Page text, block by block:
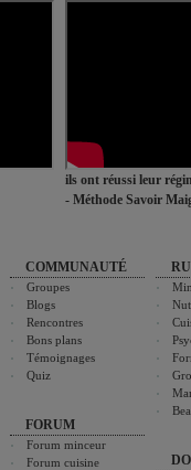
ils ont réussi leur
- Méthode Savoir
COMMUNAUTÉ
Groupes
Blogs
Rencontres
Bons plans
Témoignages
Quiz
FORUM
Forum minceur
Forum cuisine